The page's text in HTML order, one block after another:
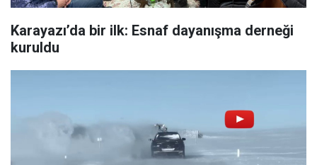
Karayazı’da bir ilk: Esnaf dayanışma derneği
kuruldu